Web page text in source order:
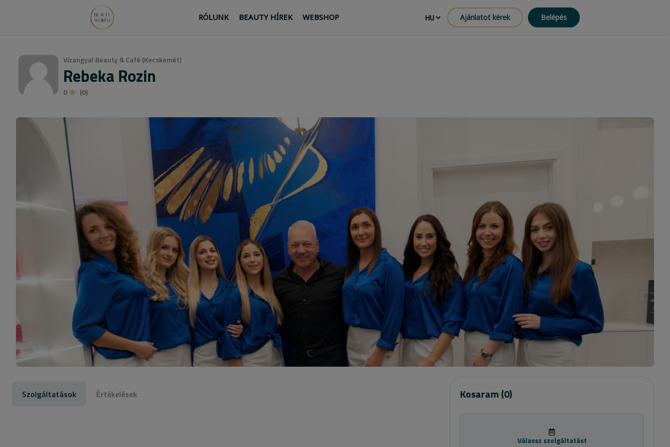
RÓLUNK BEAUTY HÍREK WEBSHOP Ajánlatot kérek Belépés
Vízangyal Beauty & Café (Kecskemét)
Rebeka Rozin
0 (0)
Szolgáltatások Értékelések Kosaram(0)
Válassz szolgáltatást